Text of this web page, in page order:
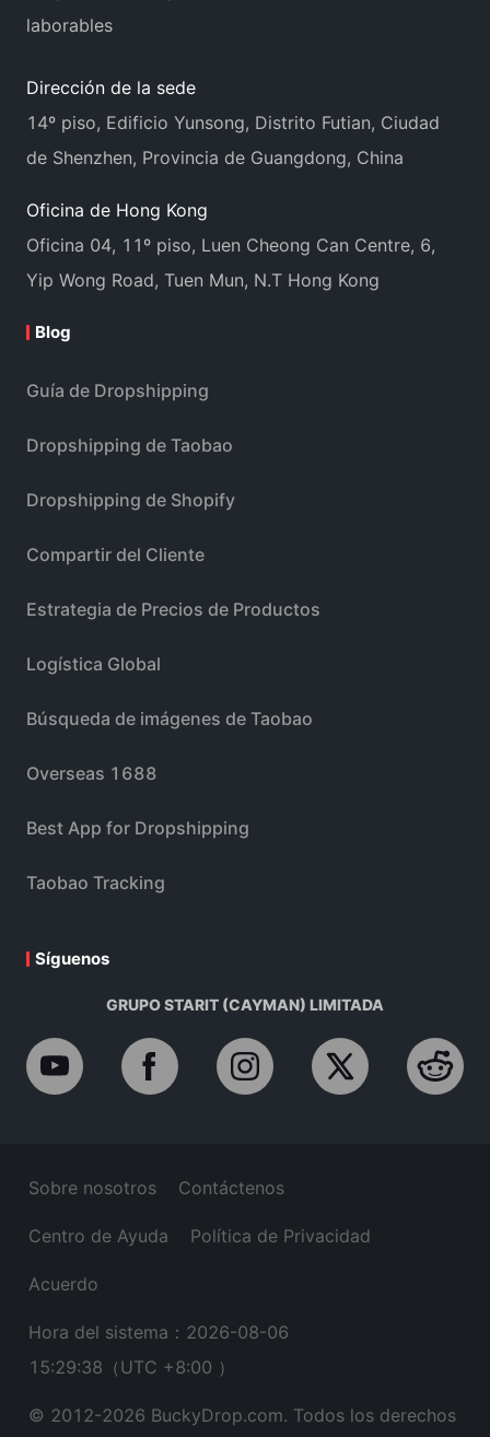
laborables
Dirección de la sede
14º piso, Edificio Yunsong, Distrito Futian, Ciudad
de Shenzhen, Provincia de Guangdong, China
Oficina de Hong Kong
Oficina 04, 11º piso, Luen Cheong Can Centre, 6,
Yip Wong Road, Tuen Mun, N.T Hong Kong
Blog
Guía de Dropshipping
Dropshipping de Taobao
Dropshipping de Shopify
Compartir del Cliente
Estrategia de Precios de Productos
Logística Global
Búsqueda de imágenes de Taobao
Overseas 1688
Best App for Dropshipping
Taobao Tracking
Síguenos
GRUPO STARIT (CAYMAN) LIMITADA
Sobre nosotros Contáctenos
Centro de Ayuda Política de Privacidad
Acuerdo
Hora del sistema：2026-08-06
15:29:39 （UTC +8:00 ）
© 2012-2026 BuckyDrop.com. Todos los derechos